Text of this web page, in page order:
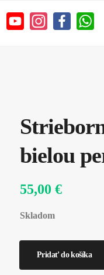
bielou
55,00 €
Skladom